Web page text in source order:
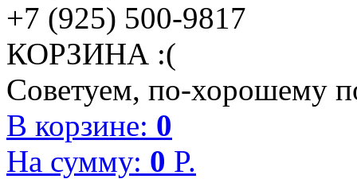
+7 (925) 500-9817
КОРЗИНА :(
Советуем, по-хорошему
В корзине: 0
На сумму: 0 P.